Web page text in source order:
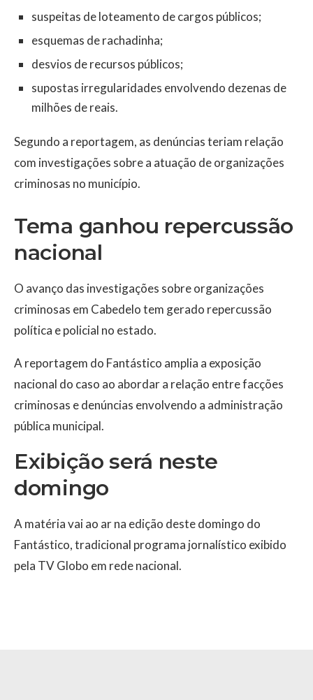
suspeitas de loteamento de cargos públicos;
esquemas de rachadinha;
desvios de recursos públicos;
supostas irregularidades envolvendo dezenas de
milhões de reais.
Segundo a reportagem, as denúncias teriam relação
com investigações sobre a atuação de organizações
criminosas no município.
Tema ganhou repercussão
nacional
O avanço das investigações sobre organizações
criminosas em Cabedelo tem gerado repercussão
política e policial no estado.
A reportagem do Fantástico amplia a exposição
nacional do caso ao abordar a relação entre facções
criminosas e denúncias envolvendo a administração
pública municipal.
Exibição será neste
domingo
A matéria vai ao ar na edição deste domingo do
Fantástico, tradicional programa jornalístico exibido
pela TV Globo em rede nacional.